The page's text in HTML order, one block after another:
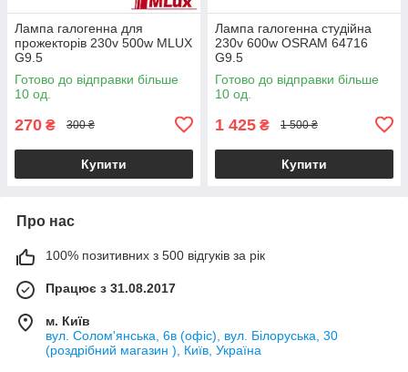
Лампа галогенна для
прожекторів 230v 500w MLUX
G9.5
Готово до відправки більше
10 од.
270 ₴ 300 ₴
Купити
Лампа галогенна студійна
230v 600w OSRAM 64716
G9.5
Готово до відправки більше
10 од.
1 425 ₴ 1 500 ₴
Купити
Про нас
100% позитивних з 500 відгуків за рік
Працює з 31.08.2017
м. Київ
вул. Солом'янська, 6в (офіс), вул. Білоруська, 30
(роздрібний магазин ), Київ, Україна